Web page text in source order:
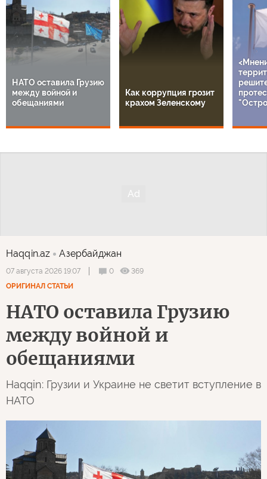
НАТО оставила Грузию
между войной и
обещаниями
Как коррупция грозит
крахом Зеленскому
Haqqin.az Азербайджан
07 августа 2026 19:07 0
369
ОРИГИНАЛ СТАТЬИ
НАТО оставила Грузию
между войной и
обещаниями
Haqqin: Грузии и Украине не светит вступление в
НАТО